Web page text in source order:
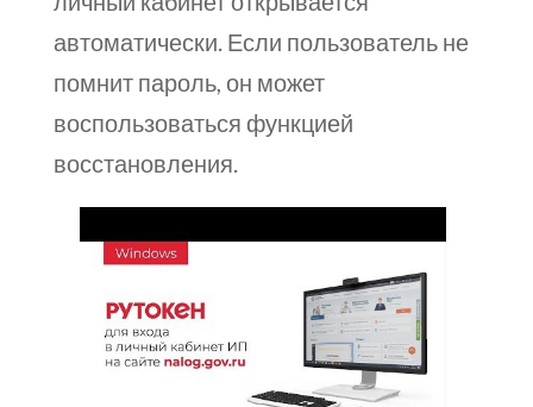
автоматически. Если пользователь не
помнит пароль, он может
воспользоваться функцией
восстановления.